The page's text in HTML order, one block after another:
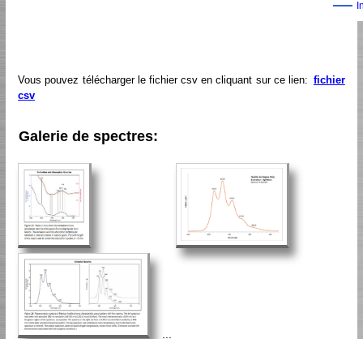
Vous pouvez télécharger le fichier csv en cliquant sur ce lien: fichier
csv
Galerie de spectres: